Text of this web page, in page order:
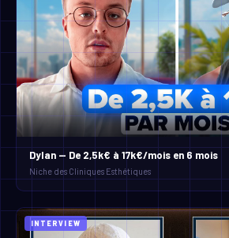
Dylan — De 2,5k€ à 17k€/mois en 6 mois
Niche des Cliniques Esthétiques
INTERVIEW